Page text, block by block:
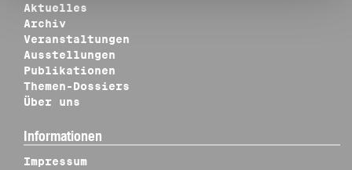
Aktuelles
Archiv
Veranstaltungen
Ausstellungen
Publikationen
Themen-Dossiers
Über uns
Informationen
Impressum